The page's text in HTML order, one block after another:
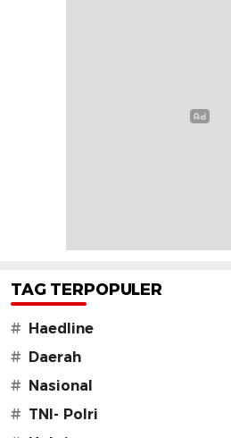
TAG TERPOPULER
#
Haedline
#
Daerah
#
Nasional
# TNI- Polri